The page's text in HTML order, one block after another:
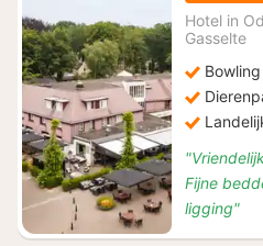
Hotel in
Gasselte
Bowling
Fijne
ligging"